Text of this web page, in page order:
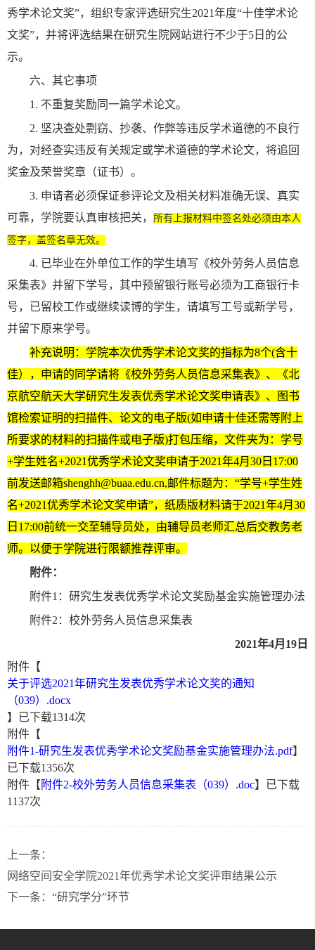
秀学术论文奖”，组织专家评选研究生2021年度“十佳学术论
文奖”，并将评选结果在研究生院网站进行不少于5日的公
示。
六、其它事项
1. 不重复奖励同一篇学术论文。
2. 坚决查处剽窃、抄袭、作弊等违反学术道德的不良行
为，对经查实违反有关规定或学术道德的学术论文，将追回
奖金及荣誉奖章（证书）。
3. 申请者必须保证参评论文及相关材料准确无误、真实
可靠，学院要认真审核把关，
所有上报材料中签名处必须由本人
签字，盖签名章无效。
4. 已毕业在外单位工作的学生填写《校外劳务人员信息
采集表》并留下学号，其中预留银行账号必须为工商银行卡
号，已留校工作或继续读博的学生，请填写工号或新学号，
并留下原来学号。
补充说明：学院本次优秀学术论文奖的指标为8个(含十
佳）， 申请的同学请将《校外劳务人员信息采集表》、
《北
京航空航天大学研究生发表优秀学术论文奖申请表》、
图书
馆检索证明的扫描件、论文的电子版(如申请十佳还需等附上
所要求的材料的扫描件或电子版)打包压缩，文件夹为：学号
+学生姓名+2021优秀学术论文奖申请于2021年4月30日17:00
前发送邮箱shenghh@buaa.edu.cn,邮件标题为：“学号+学生姓
名+2021优秀学术论文奖申请”，纸质版材料请于2021年4月30
日17:00前统一交至辅导员处，由辅导员老师汇总后交教务老
师。 以便于学院进行限额推荐评审。
附件：
附件1：研究生发表优秀学术论文奖励基金实施管理办法
附件2：校外劳务人员信息采集表
2021年4月19日
附件【
关于评选2021年研究生发表优秀学术论文奖的通知
（039）.docx
】已下载1314次
附件【
附件1-研究生发表优秀学术论文奖励基金实施管理办法.pdf】
已下载1356次
附件【 附件2-校外劳务人员信息采集表（039）.doc】已下载
1137次
上一条：
网络空间安全学院2021年优秀学术论文奖评审结果公示
下一条： “研究学分”环节